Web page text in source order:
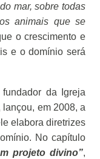
mar, sobre todas
animais que se
o crescimento e
e o domínio será
da Igreja
em 2008, a
elabora diretrizes
No capítulo
projeto divino”,